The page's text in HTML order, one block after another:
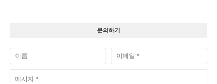
문의하기